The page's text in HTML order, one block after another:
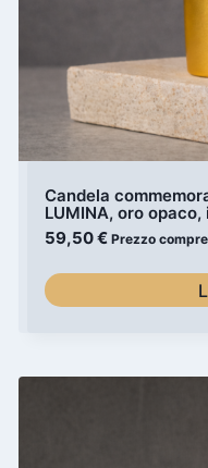
Candela
LUMINA, oro
59,50€ Prezzo